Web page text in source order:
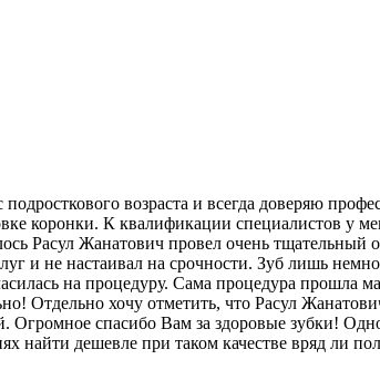
возраста и всегда доверяю
коронки​. К квалификации специалистов у
Расул Жанатович провел очень тщательный
и не настаивал на срочности. Зуб лишь
на процедуру. Сама процедура прошла
Отдельно хочу отметить, что Расул
Огромное спасибо Вам за здоровые зубки!
найти дешевле при таком качестве вряд ли